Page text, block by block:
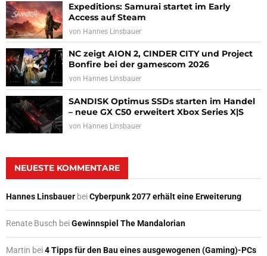
Expeditions: Samurai startet im Early
Access auf Steam
von Hannes Linsbauer
NC zeigt AION 2, CINDER CITY und Project
Bonfire bei der gamescom 2026
von Hannes Linsbauer
SANDISK Optimus SSDs starten im Handel
– neue GX C50 erweitert Xbox Series X|S
von Hannes Linsbauer
NEUESTE KOMMENTARE
Hannes Linsbauer beiCyberpunk 2077 erhält eine Erweiterung
Renate Busch beiGewinnspiel The Mandalorian
Martin bei4 Tipps für den Bau eines ausgewogenen (Gaming)-PCs